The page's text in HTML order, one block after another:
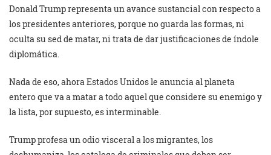
Donald Trump representa un avance sustancial con respecto a
los presidentes anteriores, porque no guarda las formas, ni
oculta su sed de matar, ni trata de dar justificaciones de índole
diplomática.
Nada de eso, ahora Estados Unidos le anuncia al planeta
entero que va a matar a todo aquel que considere su enemigo y
la lista, por supuesto, es interminable.
Trump profesa un odio visceral a los migrantes, los